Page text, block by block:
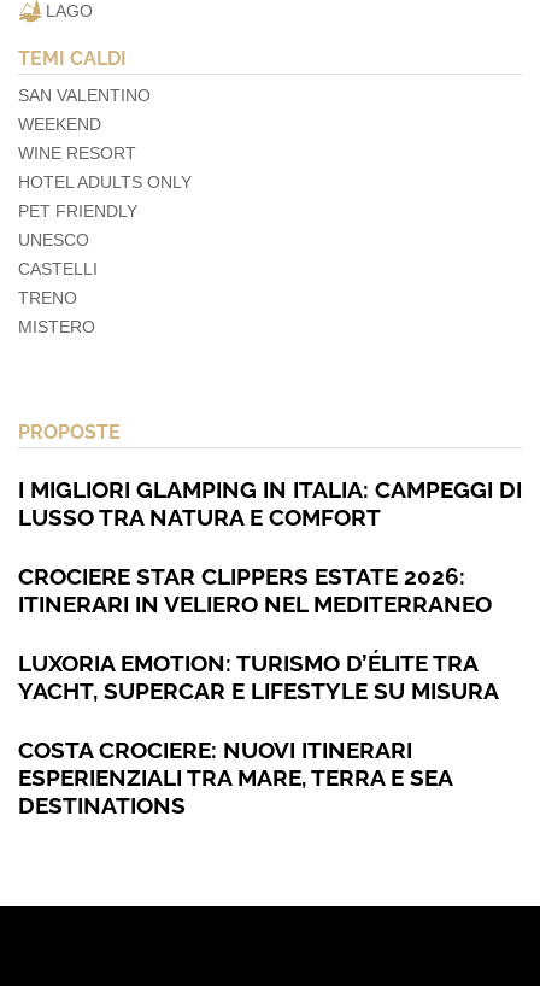
LAGO
TEMI CALDI
SAN VALENTINO
WEEKEND
WINE RESORT
HOTEL ADULTS ONLY
PET FRIENDLY
UNESCO
CASTELLI
TRENO
MISTERO
PROPOSTE
I MIGLIORI GLAMPING IN ITALIA: CAMPEGGI DI
LUSSO TRA NATURA E COMFORT
CROCIERE STAR CLIPPERS ESTATE 2026:
ITINERARI IN VELIERO NEL MEDITERRANEO
LUXORIA EMOTION: TURISMO D’ÉLITE TRA
YACHT, SUPERCAR E LIFESTYLE SU MISURA
COSTA CROCIERE: NUOVI ITINERARI
ESPERIENZIALI TRA MARE, TERRA E SEA
DESTINATIONS